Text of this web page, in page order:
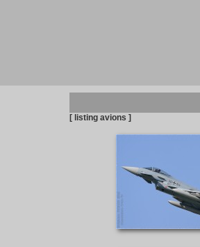
[ listing avions ]